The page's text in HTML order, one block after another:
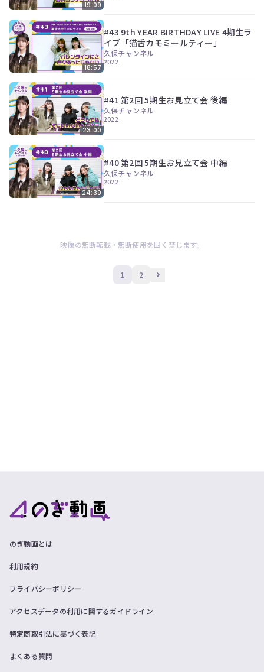
19:09
18:57
#43 9th YEAR BIRTHDAY LIVE 4期生ラ
イブ「猫舌カモミールティー」
久保チャンネル
2022
23:00
#41 第2回 5期生お見立て会 後編
久保チャンネル
2022
24:39
#40 第2回 5期生お見立て会 中編
久保チャンネル
2022
映像の無断転載・無断使用を固く禁じます。
1 2
のぎ動画とは
利用規約
プライバシーポリシー
アクセスデータの利用に関するガイドライン
特定商取引法に基づく表記
よくある質問